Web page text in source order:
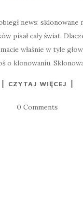
news: sklonowane
pisał cały świat.
właśnie w tyle
o klonowaniu.
CZYTAJ WIĘCEJ
0 Comments